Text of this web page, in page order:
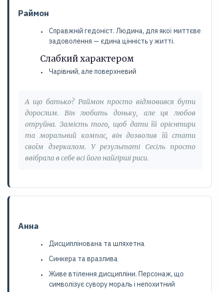
Раймон
Справжній гедоніст. Людина, для якої миттєве
задоволення — єдина цінність у житті.
Слабкий характером
Чарівний, але поверхневий
А що батько? Раймон просто відмовився бути
дорослим. Він любить доньку, але ця любов
отруйна. Замість того, щоб дати їй орієнтири
та моральний компас, він дозволив їй стати
своїм дзеркалом. У результаті Сесіль просто
ввібрала в себе всі його найгірші риси.
Анна
Дисциплінована та шляхетна
Синкера та вразлива
Живе втілення дисципліни. Персонаж, що
символізує сувору мораль і непохитний